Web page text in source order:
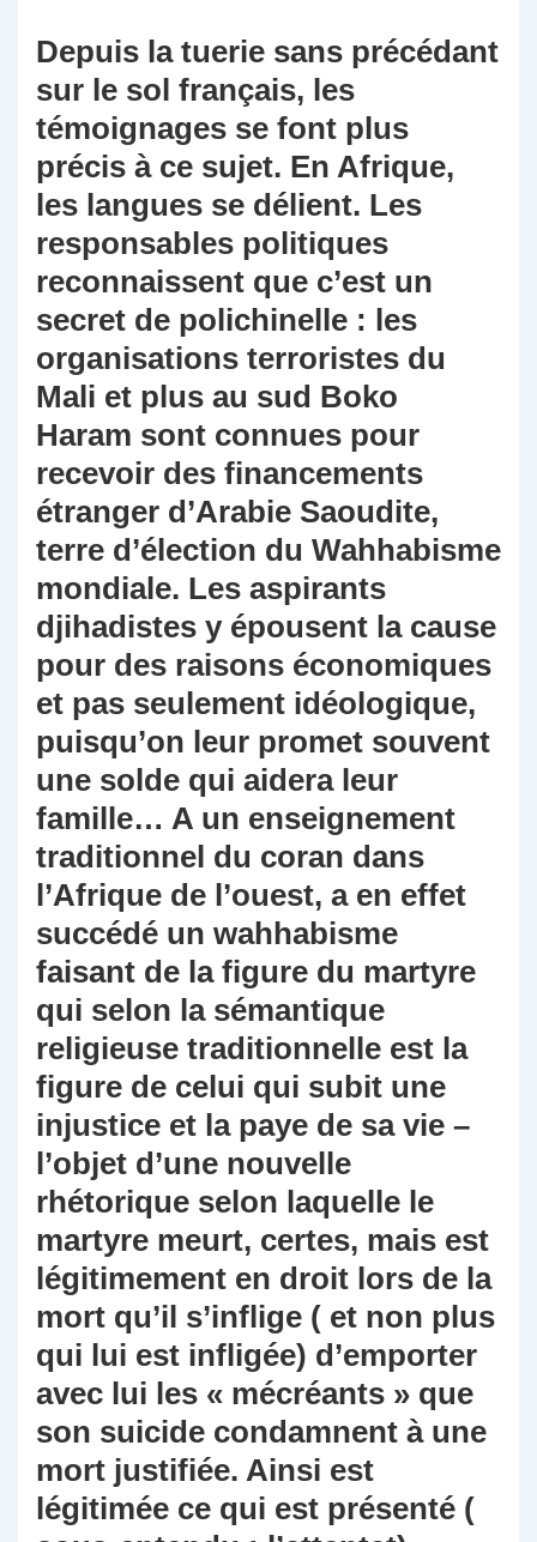
Depuis la tuerie sans précédant
sur le sol français, les
témoignages se font plus
précis à ce sujet. En Afrique,
les langues se délient. Les
responsables politiques
reconnaissent que c’est un
secret de polichinelle : les
organisations terroristes du
Mali et plus au sud Boko
Haram sont connues pour
recevoir des financements
étranger d’Arabie Saoudite,
terre d’élection du Wahhabisme
mondiale. Les aspirants
djihadistes y épousent la cause
pour des raisons économiques
et pas seulement idéologique,
puisqu’on leur promet souvent
une solde qui aidera leur
famille… A un enseignement
traditionnel du coran dans
l’Afrique de l’ouest, a en effet
succédé un wahhabisme
faisant de la figure du martyre
qui selon la sémantique
religieuse traditionnelle est la
figure de celui qui subit une
injustice et la paye de sa vie –
l’objet d’une nouvelle
rhétorique selon laquelle le
martyre meurt, certes, mais est
légitimement en droit lors de la
mort qu’il s’inflige ( et non plus
qui lui est infligée) d’emporter
avec lui les « mécréants » que
son suicide condamnent à une
mort justifiée. Ainsi est
légitimée ce qui est présenté (